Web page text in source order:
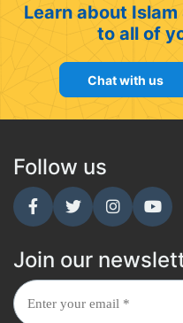
Learn about
to all of
Chat with us
Follow us
Join our